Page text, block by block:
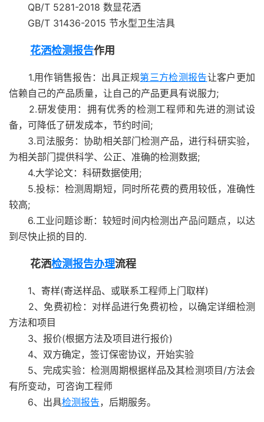
QB/T 5281-2018 数显花洒
GB/T 31436-2015 节水型卫生洁具
花洒检测报告作用
1.用作销售报告：出具正规第三方检测报告让客户更加
信赖自己的产品质量，让自己的产品更具有说服力;
2.研发使用：拥有优秀的检测工程师和先进的测试设
备，可降低了研发成本，节约时间;
3.司法服务：协助相关部门检测产品，进行科研实验，
为相关部门提供科学、公正、准确的检测数据;
4.大学论文：科研数据使用;
5.投标：检测周期短，同时所花费的费用较低，准确性
较高;
6.工业问题诊断：较短时间内检测出产品问题点，以达
到尽快止损的目的.
花洒检测报告办理流程
1、寄样(寄送样品、或联系工程师上门取样)
2、免费初检：对样品进行免费初检，以确定详细检测
方法和项目
3、报价(根据方法及项目进行报价)
4、双方确定，签订保密协议，开始实验
5、完成实验：检测周期根据样品及其检测项目/方法会
有所变动，可咨询工程师
6、出具检测报告，后期服务。